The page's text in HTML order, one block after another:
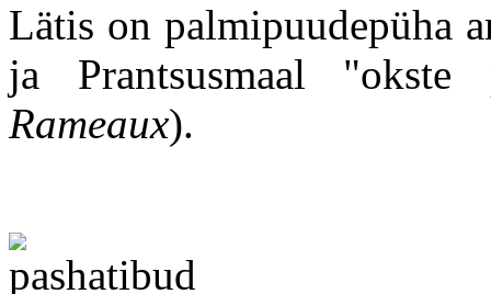
Lätis on palmipuudepüha
ja Prantsusmaal "okste
Rameaux).